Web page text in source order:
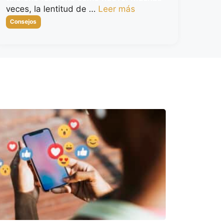
veces, la lentitud de … Leer más
Categorías
Consejos